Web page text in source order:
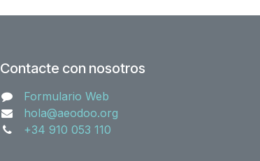
Contacte con nosotros
Formulario Web
hola@aeodoo.org
+34 910 053 110